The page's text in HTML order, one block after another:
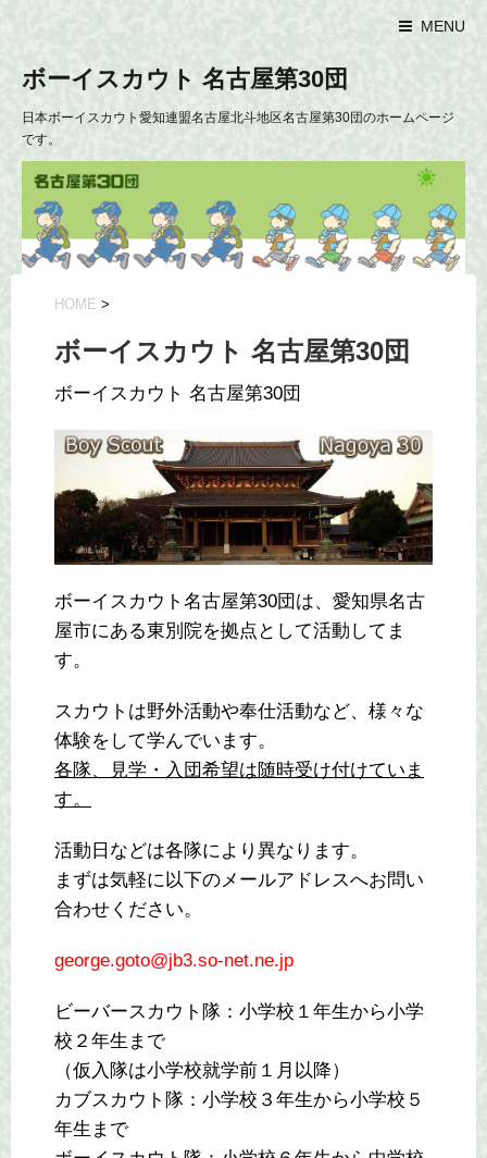
MENU
ボーイスカウト 名古屋第30団
日本ボーイスカウト愛知連盟名古屋北斗地区名古屋第30団のホームページ
です。
HOME >
ボーイスカウト 名古屋第30団
ボーイスカウト 名古屋第30団
ボーイスカウト名古屋第30団は、愛知県名古
屋市にある東別院を拠点として活動してま
す。
スカウトは野外活動や奉仕活動など、様々な
体験をして学んでいます。
各隊、見学・入団希望は随時受け付けていま
す。
活動日などは各隊により異なります。
まずは気軽に以下のメールアドレスへお問い
合わせください。
george.goto@jb3.so-net.ne.jp
ビーバースカウト隊：小学校１年生から小学
校２年生まで
（仮入隊は小学校就学前１月以降）
カブスカウト隊：小学校３年生から小学校５
年生まで